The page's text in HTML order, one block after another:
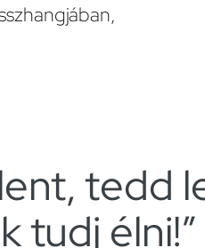
tedd
tudj